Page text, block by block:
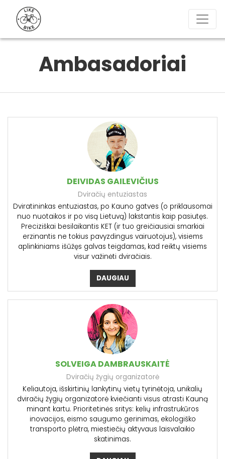
Ambasadoriai
DEIVIDAS GAILEVIČIUS
Dviračių entuziastas
Dviratininkas entuziastas, po Kauno gatves (o priklausomai
nuo nuotaikos ir po visą Lietuvą) lakstantis kaip pasiutęs.
Preciziškai besilaikantis KET (ir tuo greičiausiai smarkiai
erzinantis ne tokius pavyzdingus vairuotojus), visiems
aplinkiniams išūžęs galvas teigdamas, kad reiktų visiems
visur važinėti dviračiais.
DAUGIAU
SOLVEIGA DAMBRAUSKAITĖ
Dviračių žygių organizatorė
Keliautoja, išskirtinių lankytinų vietų tyrinėtoja, unikalių
dviračių žygių organizatorė kviečianti visus atrasti Kauną
minant kartu. Prioritetinės sritys: kelių infrastrukūros
inovacijos, eismo saugumo gerinimas, ekologiško
transporto plėtra, miestiečių aktyvaus laisvalaikio
skatinimas.